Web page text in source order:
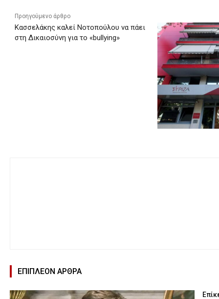
Προηγούμενο άρθρο
Κασσελάκης καλεί Νοτοπούλου να πάει
στη Δικαιοσύνη για το «bullying»
ΕΠΙΠΛΕΟΝ ΑΡΘΡΑ